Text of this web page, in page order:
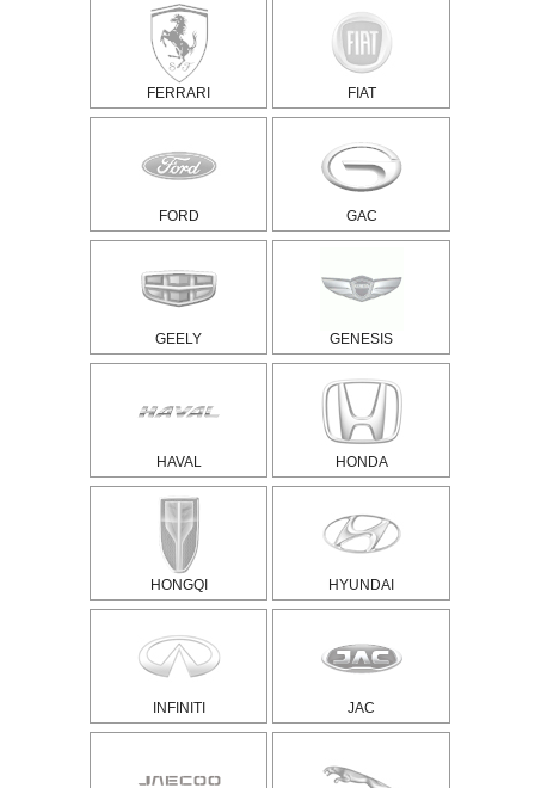
FERRARI FIAT
FORD GAC
GEELY GENESIS
HAVAL HONDA
HONGQI HYUNDAI
INFINITI JAC